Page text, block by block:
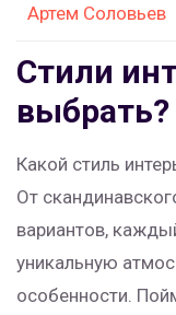
Артем Соловьев
Стили
выбрать?
Какой стиль
От
вариантов,
уникальную
особенности.